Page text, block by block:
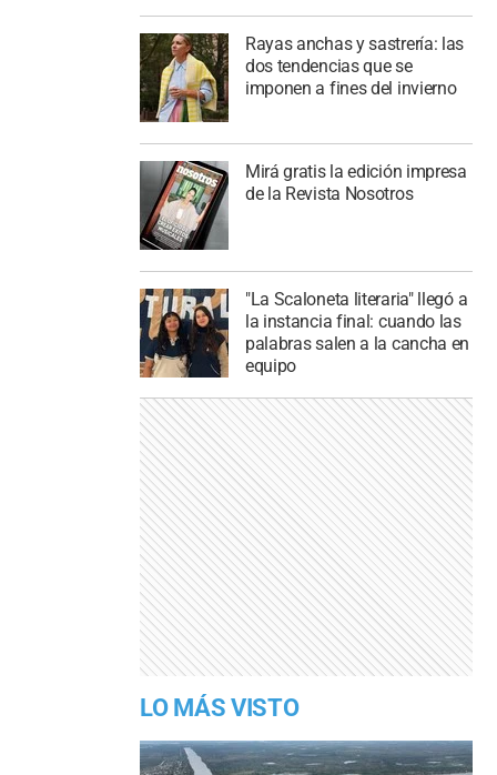
Rayas anchas y sastrería: las
dos tendencias que se
imponen a fines del invierno
Mirá gratis la edición impresa
de la Revista Nosotros
"La Scaloneta literaria" llegó a
la instancia final: cuando las
palabras salen a la cancha en
equipo
LO MÁS VISTO